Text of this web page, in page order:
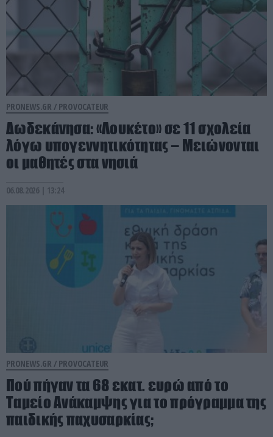
PRONEWS.GR / PROVOCATEUR
Δωδεκάνησα: «Λουκέτο» σε 11 σχολεία
λόγω υπογεννητικότητας – Μειώνονται
οι μαθητές στα νησιά
06.08.2026 | 13:24
PRONEWS.GR / PROVOCATEUR
Πού πήγαν τα 68 εκατ. ευρώ από το
Ταμείο Ανάκαμψης για το πρόγραμμα της
παιδικής παχυσαρκίας;